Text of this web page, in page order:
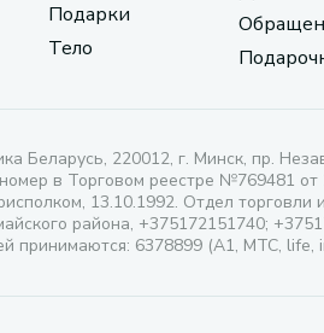
Подарки
Тело
Беларусь, 220012, г. Минск, пр.
в Торговом реестре №769481
13.10.1992. Отдел торговли
района, +375172151740;
принимаются: 6378899 (А1, МТС, life,